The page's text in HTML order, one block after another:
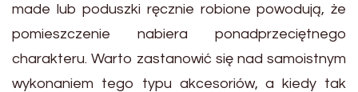
made lub poduszki ręcznie robione powodują, że
pomieszczenie nabiera ponadprzeciętnego
charakteru. Warto zastanowić się nad samoistnym
wykonaniem tego typu akcesoriów, a kiedy tak